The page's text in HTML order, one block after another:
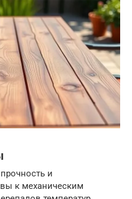
и
к механическим